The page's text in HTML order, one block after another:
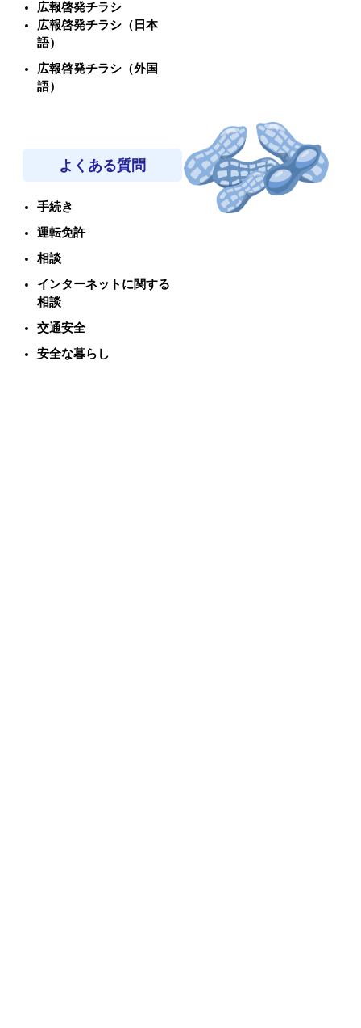
広報啓発チラシ
広報啓発チラシ（日本
語）
広報啓発チラシ（外国
語）
よくある質問
手続き
運転免許
相談
インターネットに関する
相談
交通安全
安全な暮らし